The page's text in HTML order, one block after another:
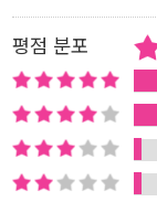
평점 분포